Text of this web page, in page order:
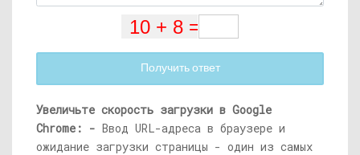
Получить ответ
Увеличьте скорость загрузки в Google
Chrome: - Ввод URL-адреса в браузере и
ожидание загрузки страницы - один из самых